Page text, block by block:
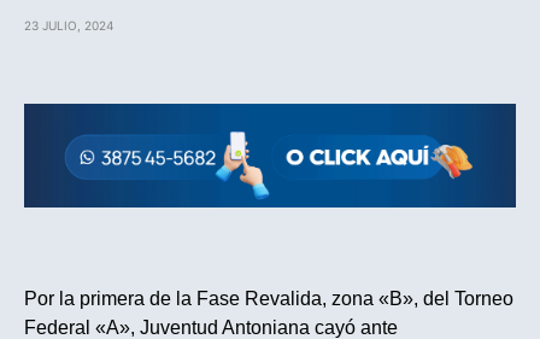
23 JULIO, 2024
Por la primera de la Fase Revalida, zona «B», del Torneo
Federal «A», Juventud Antoniana cayó ante